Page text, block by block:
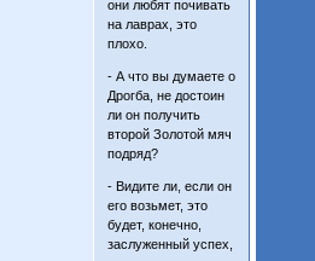
они любят почивать
на лаврах, это
плохо.
- А что вы думаете о
Дрогба, не достоин
ли он получить
второй Золотой мяч
подряд?
- Видите ли, если он
его возьмет, это
будет, конечно,
заслуженный успех,